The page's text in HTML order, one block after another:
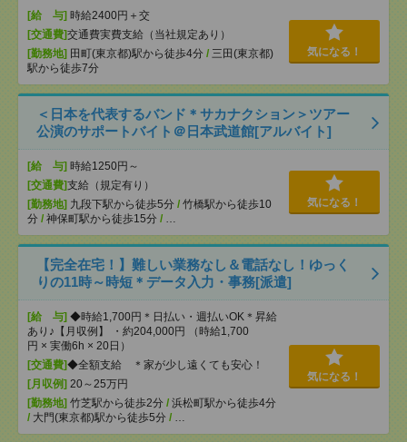
[給 与] 時給2400円＋交
[交通費]交通費実費支給（当社規定あり）
[勤務地] 田町(東京都)駅から徒歩4分 / 三田(東京都)
駅から徒歩7分
気になる！
＜日本を代表するバンド＊サカナクション＞ツアー
公演のサポートバイト＠日本武道館[アルバイト]
[給 与] 時給1250円～
[交通費]支給（規定有り）
[勤務地] 九段下駅から徒歩5分 / 竹橋駅から徒歩10
分 / 神保町駅から徒歩15分 / …
気になる！
【完全在宅！】難しい業務なし＆電話なし！ゆっく
りの11時～時短＊データ入力・事務[派遣]
[給 与] ◆時給1,700円＊日払い・週払いOK＊昇給
あり♪【月収例】 ・約204,000円 （時給1,700
円 × 実働6h × 20日）
[交通費]◆全額支給 ＊家が少し遠くても安心！
[月収例] 20～25万円
[勤務地] 竹芝駅から徒歩2分 / 浜松町駅から徒歩4分
/ 大門(東京都)駅から徒歩5分 / …
気になる！